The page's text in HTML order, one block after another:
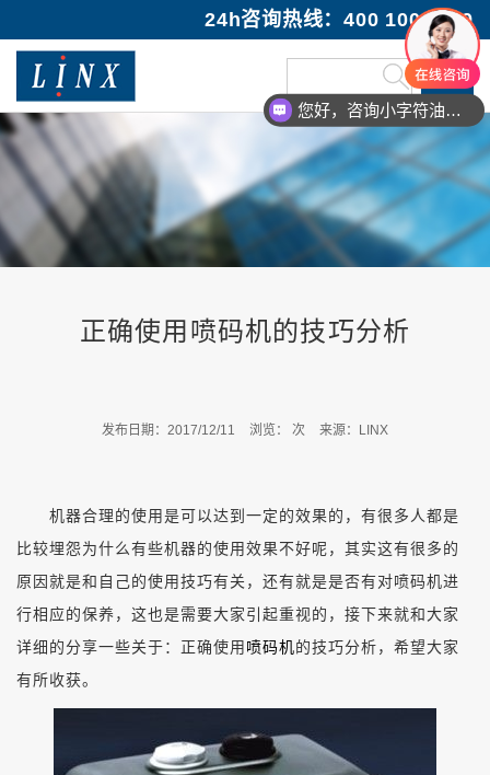
24h咨询热线：400 100 1089
正确使用喷码机的技巧分析
发布日期：2017/12/11 浏览： 次 来源：LINX
机器合理的使用是可以达到一定的效果的，有很多人都是
比较埋怨为什么有些机器的使用效果不好呢，其实这有很多的
原因就是和自己的使用技巧有关，还有就是是否有对喷码机进
行相应的保养，这也是需要大家引起重视的，接下来就和大家
详细的分享一些关于：正确使用 喷码机的技巧分析，希望大家
有所收获。
您好，咨询小字符油墨喷码机